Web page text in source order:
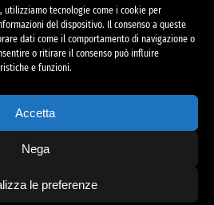
utilizziamo tecnologie come i cookie per
del dispositivo. Il consenso a queste
dati come il comportamento di navigazione o
o ritirare il consenso può influire
e funzioni.
Accetta
Nega
le preferenze
protezione dati (RPD)